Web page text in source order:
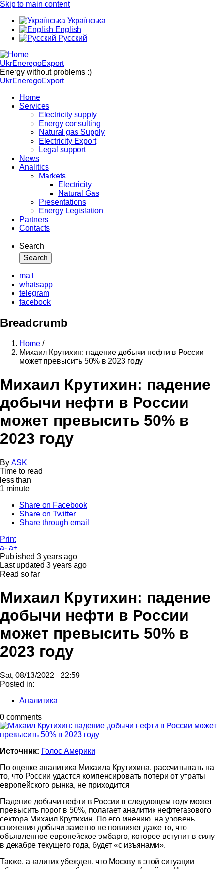
Skip to main content
Українська
English
Русский
UkrEneregoExport
Energy without problems :)
UkrEneregoExport
Home
Services
Electricity supply
Energy consulting
Natural gas Supply
Electricity Export
Legal support
News
Analitics
Markets
Electricity
Natural Gas
Presentations
Energy Legislation
Partners
Contacts
Search
mail
whatsapp
telegram
facebook
Breadcrumb
Home /
Михаил Крутихин: падение добычи нефти в России
может превысить 50% в 2023 году
Михаил Крутихин: падение
добычи нефти в России
может превысить 50% в
2023 году
By ASK
Time to read
less than
1 minute
Share on Facebook
Share on Twitter
Share through email
Print
a- a+
Published 3 years ago
Last updated 3 years ago
Read so far
Михаил Крутихин: падение
добычи нефти в России
может превысить 50% в
2023 году
Sat, 08/13/2022 - 22:59
Posted in:
Аналитика
0 comments
Источник: Голос Америки
По оценке аналитика Михаила Крутихина, рассчитывать на
то, что России удастся компенсировать потери от утраты
европейского рынка, не приходится
Падение добычи нефти в России в следующем году может
превысить порог в 50%, полагает аналитик нефтегазового
сектора Михаил Крутихин. По его мнению, на уровень
снижения добычи заметно не повлияет даже то, что
объявленное европейское эмбарго, которое вступит в силу
в декабре текущего года, будет «с изъянами».
Также, аналитик убежден, что Москву в этой ситуации